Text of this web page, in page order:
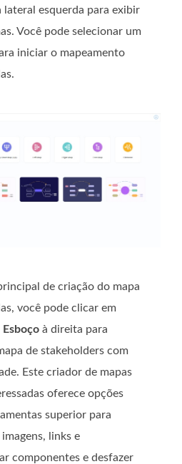
lateral esquerda para exibir
Você pode selecionar um
iniciar o mapeamento
de criação do mapa
você pode clicar em
Esboço à direita para
de stakeholders com
Este criador de mapas
oferece opções
superior para
links e
componentes e desfazer